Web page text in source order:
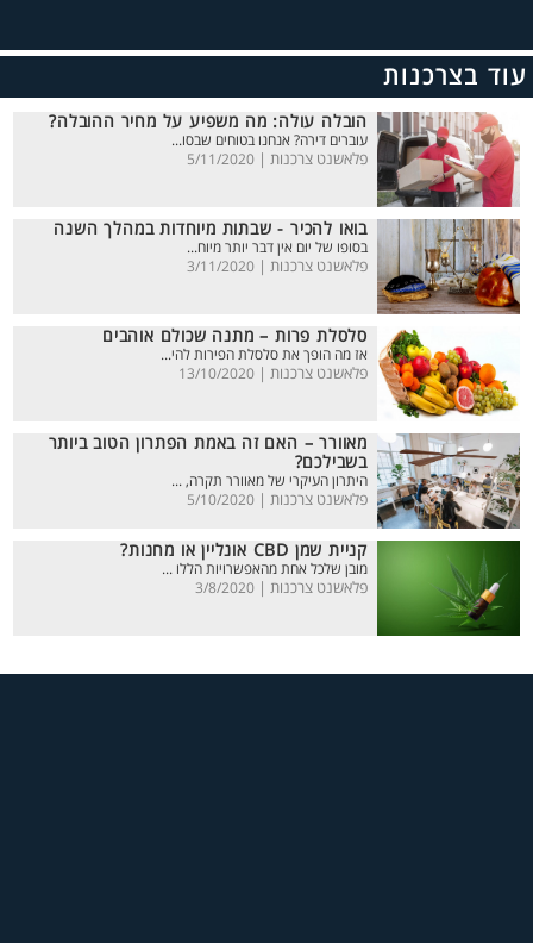
עוד בצרכנות
הובלה עולה: מה משפיע על מחיר ההובלה?
עוברים דירה? אנחנו בטוחים שבסו...
פלאשנט צרכנות | 5/11/2020
בואו להכיר - שבתות מיוחדות במהלך השנה
בסופו של יום אין דבר יותר מיוח...
פלאשנט צרכנות | 3/11/2020
סלסלת פרות – מתנה שכולם אוהבים
אז מה הופך את סלסלת הפירות להי...
פלאשנט צרכנות | 13/10/2020
מאוורר – האם זה באמת הפתרון הטוב ביותר
בשבילכם?
היתרון העיקרי של מאוורר תקרה, ...
פלאשנט צרכנות | 5/10/2020
קניית שמן CBD אונליין או מחנות?
מובן שלכל אחת מהאפשרויות הללו ...
פלאשנט צרכנות | 3/8/2020